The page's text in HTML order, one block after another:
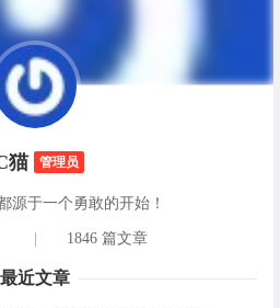
猫 管理员
源于一个勇敢的开始！
1846 篇文章
最近文章